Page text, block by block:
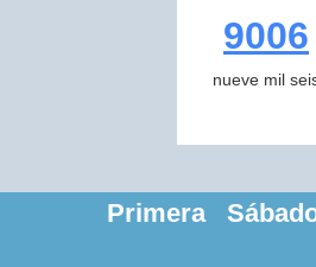
9006
nueve mil
Primera